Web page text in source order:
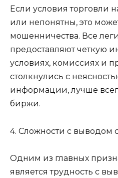
Если условия торговли
или непонятны, это
мошенничества. Все
предоставляют четкую
условиях, комиссиях и
столкнулись с
информации, лучше
биржи.
4. Сложности с выводом
Одним из главных
является трудность с